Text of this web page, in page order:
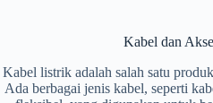
Kabel dan
Kabel listrik adalah salah satu
Ada berbagai jenis kabel, seperti